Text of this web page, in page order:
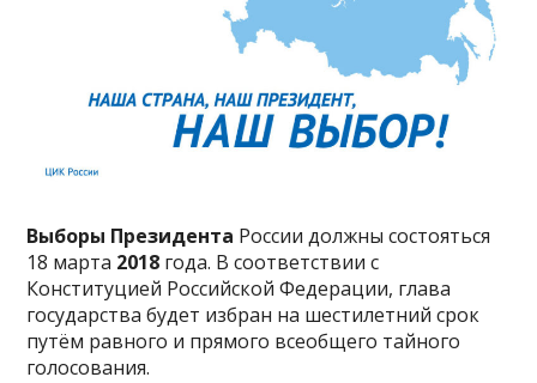
Выборы Президента России должны состояться
18 марта 2018 года. В соответствии с
Конституцией Российской Федерации, глава
государства будет избран на шестилетний срок
путём равного и прямого всеобщего тайного
голосования.